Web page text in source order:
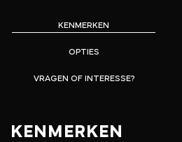
KENMERKEN
OPTIES
VRAGEN OF INTERESSE?
KENMERKEN